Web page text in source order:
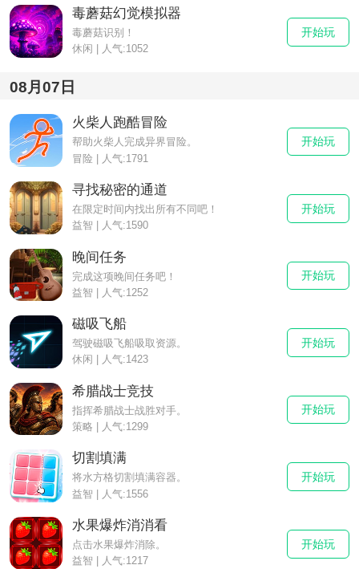
毒蘑菇幻觉模拟器
毒蘑菇识别！
休闲 | 人气:1052
开始玩
08月07日
火柴人跑酷冒险
帮助火柴人完成异界冒险。
冒险 | 人气:1791
开始玩
寻找秘密的通道
在限定时间内找出所有不同吧！
益智 | 人气:1590
开始玩
晚间任务
完成这项晚间任务吧！
益智 | 人气:1252
开始玩
磁吸飞船
驾驶磁吸飞船吸取资源。
休闲 | 人气:1423
开始玩
希腊战士竞技
指挥希腊战士战胜对手。
策略 | 人气:1299
开始玩
切割填满
将水方格切割填满容器。
益智 | 人气:1556
开始玩
水果爆炸消消看
点击水果爆炸消除。
益智 | 人气:1217
开始玩